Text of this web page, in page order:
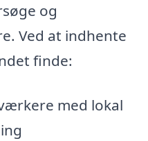
og
Ved at indhente
finde:
med lokal